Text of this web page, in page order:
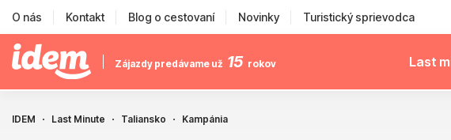
O nás Kontakt Blog o cestovaní Novinky Turistický sprievodca
Zájazdy predávame už 15 rokov Last
IDEM Last Minute Taliansko Kampánia